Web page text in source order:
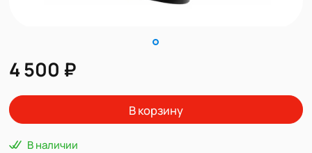
4 500 ₽
В корзину
В наличии